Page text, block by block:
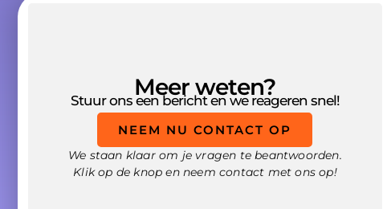
Meer weten?
Stuur ons een bericht en we reageren snel!
NEEM NU CONTACT OP
We staan klaar om je vragen te beantwoorden.
Klik op de knop en neem contact met ons op!